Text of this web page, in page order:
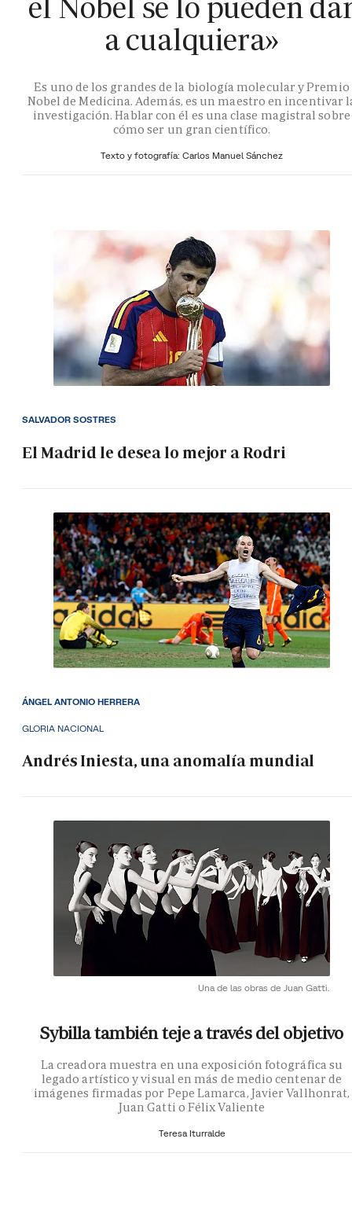
a cualquiera»
Es uno de los grandes de la biología molecular y Premio
Nobel de Medicina. Además, es un maestro en incentivar
investigación. Hablar con él es una clase magistral sobre
cómo ser un gran científico.
Texto y fotografía: Carlos Manuel Sánchez
El Madrid le desea lo mejor a Rodri
SALVADOR SOSTRES
GLORIA NACIONAL
Andrés Iniesta, una anomalía mundial
ÁNGEL ANTONIO HERRERA
Una de las obras de Juan Gatti.
Sybilla también teje a través del objetivo
La creadora muestra en una exposición fotográfica su
legado artístico y visual en más de medio centenar de
imágenes firmadas por Pepe Lamarca, Javier Vallhonrat,
Juan Gatti o Félix Valiente
Teresa Iturralde